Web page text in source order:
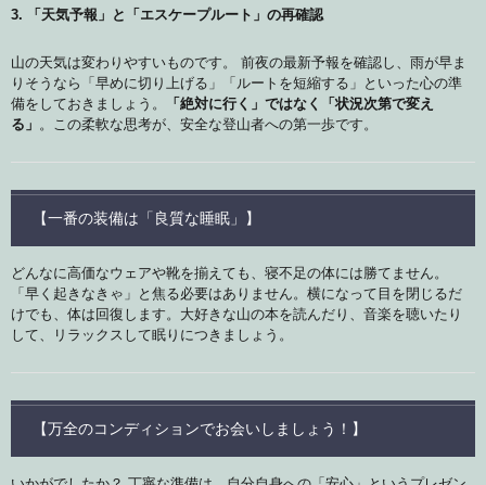
3. 「天気予報」と「エスケープルート」の再確認
山の天気は変わりやすいものです。 前夜の最新予報を確認し、雨が早ま
りそうなら「早めに切り上げる」「ルートを短縮する」といった心の準
備をしておきましょう。
「絶対に行く」ではなく「状況次第で変え
る」 。この柔軟な思考が、安全な登山者への第一歩です。
【一番の装備は「良質な睡眠」】
どんなに高価なウェアや靴を揃えても、寝不足の体には勝てません。
「早く起きなきゃ」と焦る必要はありません。横になって目を閉じるだ
けでも、体は回復します。大好きな山の本を読んだり、音楽を聴いたり
して、リラックスして眠りにつきましょう。
【万全のコンディションでお会いしましょう！】